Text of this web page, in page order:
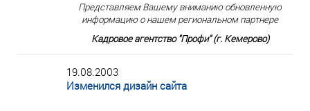
Представляем Вашему вниманию обновленную
информацию о нашем региональном партнере
Кадровое агентство "Профи" (г. Кемерово)
19.08.2003
Изменился дизайн сайта